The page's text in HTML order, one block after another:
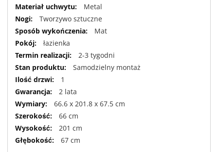
Metal
Tworzywo sztuczne
Mat
łazienka
2-3 tygodni
Samodzielny montaż
1
2 lata
66.6 x 201.8 x 67.5 cm
66 cm
201 cm
67 cm